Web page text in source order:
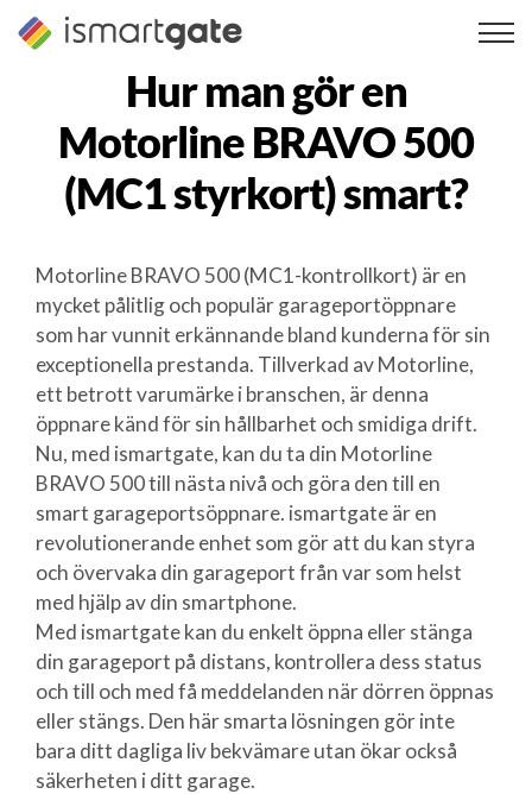
Hoppa
till
Hur man gör en
Motorline BRAVO 500
(MC1 styrkort)smart?
Motorline BRAVO 500 (MC1-kontrollkort) är en
mycket pålitlig och populär garageportöppnare
som har vunnit erkännande bland kunderna för sin
exceptionella prestanda. Tillverkad av Motorline,
ett betrott varumärke i branschen, är denna
öppnare känd för sin hållbarhet och smidiga drift.
Nu, med ismartgate, kan du ta din Motorline
BRAVO 500 till nästa nivå och göra den till en
smart garageportsöppnare. ismartgate är en
revolutionerande enhet som gör att du kan styra
och övervaka din garageport från var som helst
med hjälp av din smartphone.
Med ismartgate kan du enkelt öppna eller stänga
din garageport på distans, kontrollera dess status
och till och med få meddelanden när dörren öppnas
eller stängs. Den här smarta lösningen gör inte
bara ditt dagliga liv bekvämare utan ökar också
säkerheten i ditt garage.